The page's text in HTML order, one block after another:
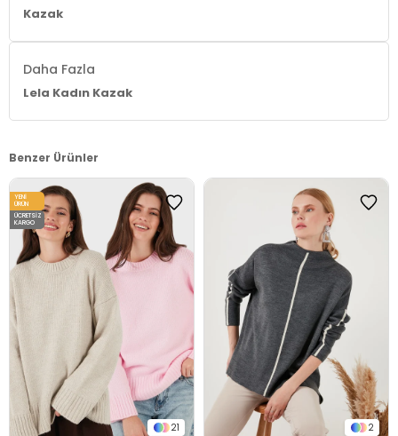
Kazak
Daha Fazla
Lela Kadın Kazak
Benzer Ürünler
21
YENI
ÜRÜN
ÜCRETSIZ
KARGO
2